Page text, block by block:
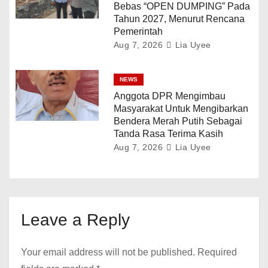
Bebas “OPEN DUMPING” Pada
Tahun 2027, Menurut Rencana
Pemerintah
Aug 7, 2026 Lia Uyee
NEWS
Anggota DPR Mengimbau
Masyarakat Untuk Mengibarkan
Bendera Merah Putih Sebagai
Tanda Rasa Terima Kasih
Aug 7, 2026 Lia Uyee
Leave a Reply
Your email address will not be published. Required